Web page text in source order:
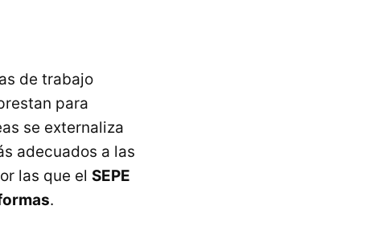
de trabajo
para
se externaliza
adecuados a las
las que el SEPE
.